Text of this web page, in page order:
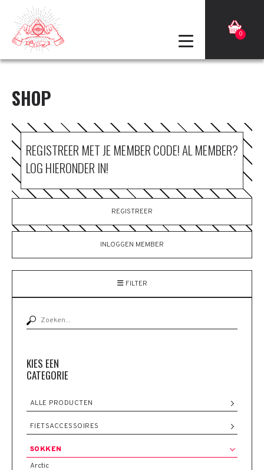
0
SHOP
REGISTREER MET JE MEMBER CODE! AL MEMBER?
LOG HIERONDER IN!
REGISTREER
INLOGGEN MEMBER
FILTER
KIES EEN
CATEGORIE
ALLE PRODUCTEN
FIETSACCESSOIRES
SOKKEN
Arctic